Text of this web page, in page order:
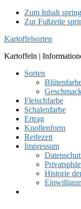
Zum Inhalt
Zur Fußzeile
Kartoffelsorten
Kartoffeln |
Sorten
Fleischfarbe
Schalenfarbe
Ertrag
Knollenform
Reifezeit
Impressum
Historie